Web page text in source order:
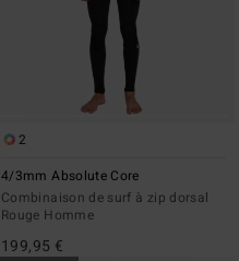
2
4/3mm Absolute Core
Combinaison de surf à zip dorsal
Rouge Homme
199,95 €